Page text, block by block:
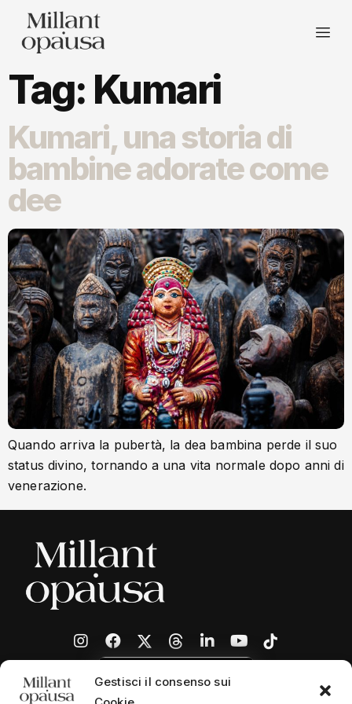
Gestisci il consenso sui
Tag: Kumari
Kumari, una storia di
bambine adorate come
dee
Quando arriva la pubertà, la dea bambina perde il suo
status divino, tornando a una vita normale dopo anni di
venerazione.